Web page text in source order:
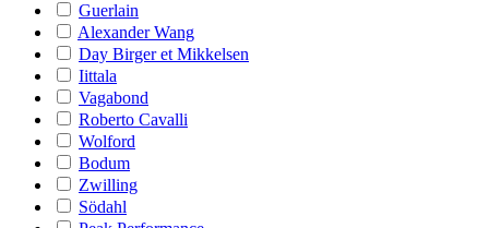
Guerlain
Alexander Wang
Day Birger et Mikkelsen
Iittala
Vagabond
Roberto Cavalli
Wolford
Bodum
Zwilling
Södahl